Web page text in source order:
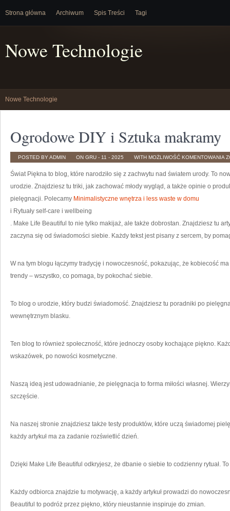
Strona główna Archiwum Spis Treści Tagi
Nowe Technologie
Nowe Technologie
Ogrodowe DIY i Sztuka makramy
POSTED BY ADMIN ON GRU - 11 - 2025 WITH MOŻLIWOŚĆ KOMENTOWANIA
Świat Piękna to blog, które narodziło się z zachwytu nad światem urody. To
urodzie. Znajdziesz tu triki, jak zachować młody wygląd, a także opinie o
pielęgnacji. Polecamy Minimalistyczne wnętrza i less waste w domu
i Rytuały self-care i wellbeing
. Make Life Beautiful to nie tylko makijaż, ale także dobrostan. Znajdziesz tu
zaczyna się od świadomości siebie. Każdy tekst jest pisany z sercem, by
W na tym blogu łączymy tradycję i nowoczesność, pokazując, że kobiecość
trendy – wszystko, co pomaga, by pokochać siebie.
To blog o urodzie, który budzi świadomość. Znajdziesz tu poradniki po
wewnętrznym blasku.
Ten blog to również społeczność, które jednoczy osoby kochające piękno.
wskazówek, po nowości kosmetyczne.
Naszą ideą jest udowadnianie, że pielęgnacja to forma miłości własnej.
szczęście.
Na naszej stronie znajdziesz także testy produktów, które uczą świadomej
każdy artykuł ma za zadanie rozświetlić dzień.
Dzięki Make Life Beautiful odkryjesz, że dbanie o siebie to codzienny rytuał.
Każdy odbiorca znajdzie tu motywację, a każdy artykuł prowadzi do
Beautiful to podróż przez piękno, który nieustannie inspiruje do zmian.